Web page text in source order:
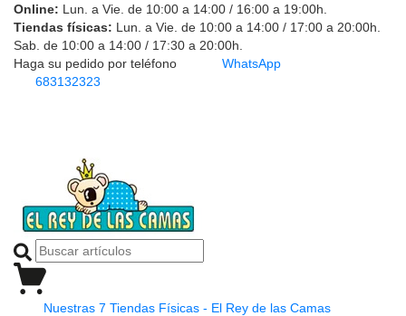
Online: Lun. a Vie. de 10:00 a 14:00 / 16:00 a 19:00h.
Tiendas físicas: Lun. a Vie. de 10:00 a 14:00 / 17:00 a 20:00h.
Sab. de 10:00 a 14:00 / 17:30 a 20:00h.
Haga su pedido por teléfono
683132323
WhatsApp
Nuestras 7 Tiendas Físicas - El Rey de las Camas